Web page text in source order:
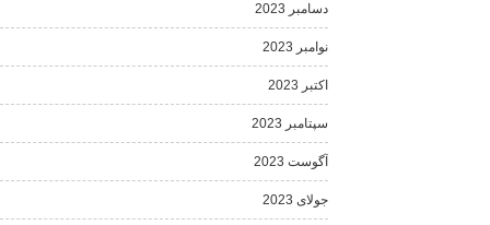
سپتامبر 2023